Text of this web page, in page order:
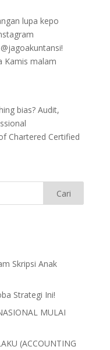
lupa kepo
Kamis malam
bias? Audit,
Chartered Certified
Skripsi Anak
Strategi Ini!
MULAI
(ACCOUNTING